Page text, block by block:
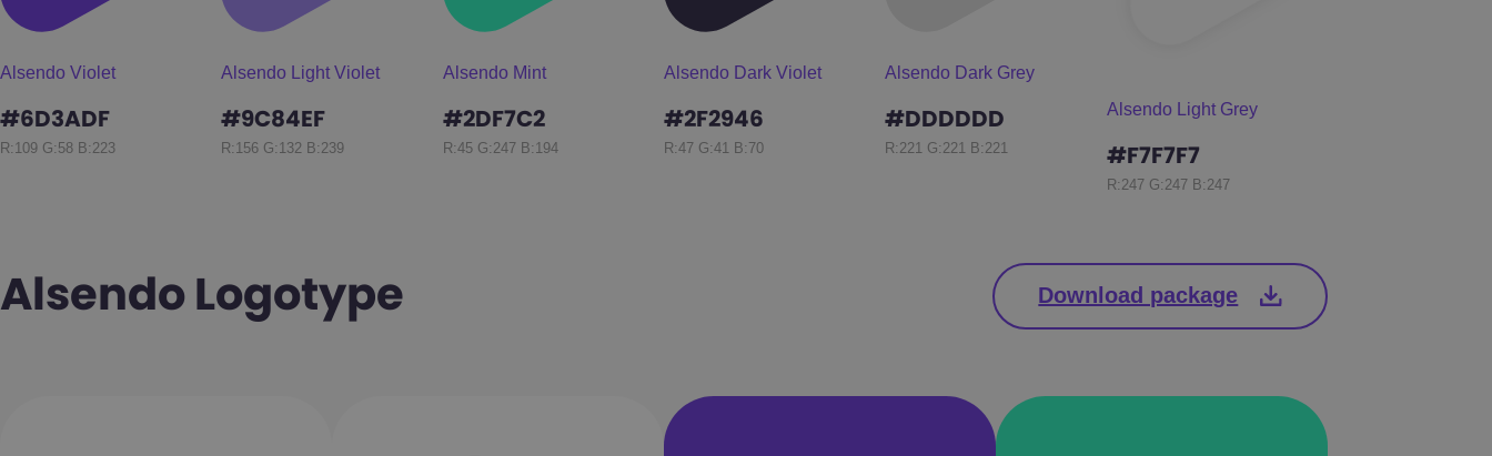
Alsendo Violet
#6D3ADF
R:109 G:58 B:223
Alsendo Light Violet
#9C84EF
R:156 G:132 B:239
Alsendo Mint
#2DF7C2
R:45 G:247 B:194
Alsendo Dark Violet
#2F2946
R:47 G:41 B:70
Alsendo Dark Grey
#DDDDDD
R:221 G:221 B:221
Alsendo Light Grey
#F7F7F7
R:247 G:247 B:247
Alsendo Logotype Download package